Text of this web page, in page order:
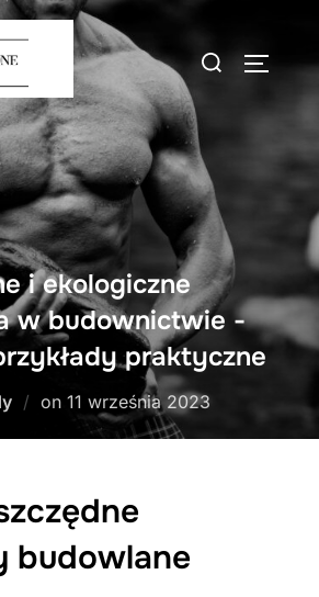
Search
i ekologiczne
w budownictwie -
praktyczne
on Posted
11 września 2023
budowlane